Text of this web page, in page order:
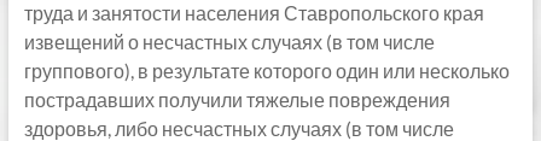
труда и занятости населения Ставропольского края
извещений о несчастных случаях (в том числе
группового), в результате которого один или несколько
пострадавших получили тяжелые повреждения
здоровья, либо несчастных случаях (в том числе